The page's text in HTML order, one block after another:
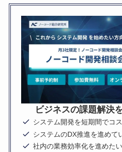
ビジネスの課題解決
システム開発を短期間でコ
システムのDX推進を進めて
社内の業務効率化を進めたい